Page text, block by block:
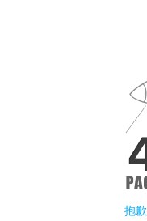
抱